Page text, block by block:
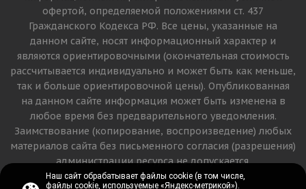
офертой, определяемой положениями ст. 437
Гражданского Кодекса РФ. Все цены, указанные на
данном сайте, носят информационный характер и
являются ориентировочными (окончательная стоимость
рассчитывается индивидуально и может быть как меньше,
так и больше ориентировочной цены). Опубликованная
на данном сайте информация может быть изменена в
любое время без предварительного уведомления.
Заимствование (копирование, воспроизведение) любых
материалов сайта без письменного согласия (разрешения)
администрации ресурса не допускается.
Наш сайт обрабатывает файлы cookie (в том числе,
файлы cookie, используемые «Яндекс-метрикой»).
Наш сайт обрабатывает файлы cookie (в том числе,
файлы cookie, используемые «Яндекс-метрикой»).